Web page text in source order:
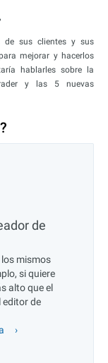
de sus clientes y sus
mejorar y hacerlos
hablarles sobre la
y las 5 nuevas
de
mismos
si quiere
alto que el
editor de